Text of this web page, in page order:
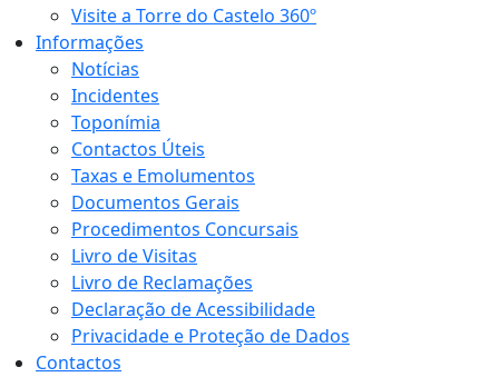
Visite a Torre do Castelo 360º
Informações
Notícias
Incidentes
Toponímia
Contactos Úteis
Taxas e Emolumentos
Documentos Gerais
Procedimentos Concursais
Livro de Visitas
Livro de Reclamações
Declaração de Acessibilidade
Privacidade e Proteção de Dados
Contactos